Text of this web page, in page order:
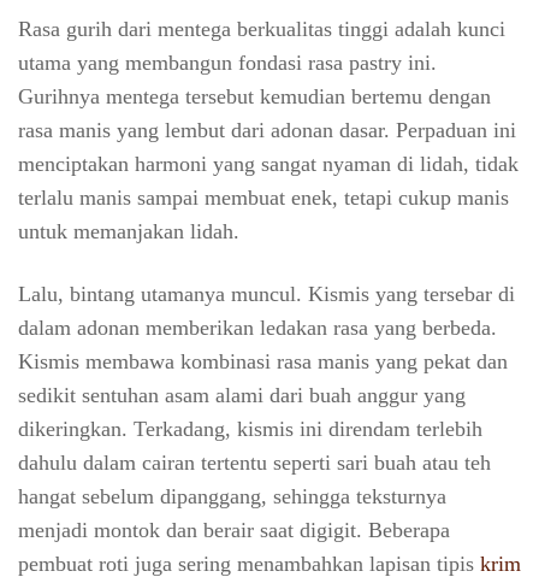
Rasa gurih dari mentega berkualitas tinggi adalah kunci
utama yang membangun fondasi rasa pastry ini.
Gurihnya mentega tersebut kemudian bertemu dengan
rasa manis yang lembut dari adonan dasar. Perpaduan ini
menciptakan harmoni yang sangat nyaman di lidah, tidak
terlalu manis sampai membuat enek, tetapi cukup manis
untuk memanjakan lidah.
Lalu, bintang utamanya muncul. Kismis yang tersebar di
dalam adonan memberikan ledakan rasa yang berbeda.
Kismis membawa kombinasi rasa manis yang pekat dan
sedikit sentuhan asam alami dari buah anggur yang
dikeringkan. Terkadang, kismis ini direndam terlebih
dahulu dalam cairan tertentu seperti sari buah atau teh
hangat sebelum dipanggang, sehingga teksturnya
menjadi montok dan berair saat digigit. Beberapa
pembuat roti juga sering menambahkan lapisan tipis krim